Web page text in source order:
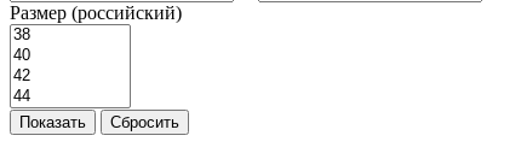
Размер (российский)
Показать Сбросить